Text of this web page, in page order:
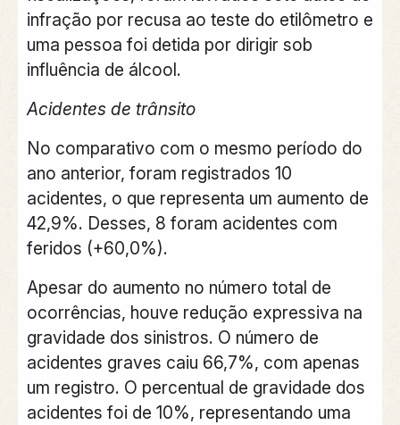
infração por recusa ao teste do etilômetro e
uma pessoa foi detida por dirigir sob
influência de álcool.
Acidentes de trânsito
No comparativo com o mesmo período do
ano anterior, foram registrados 10
acidentes, o que representa um aumento de
42,9%. Desses, 8 foram acidentes com
feridos (+60,0%).
Apesar do aumento no número total de
ocorrências, houve redução expressiva na
gravidade dos sinistros. O número de
acidentes graves caiu 66,7%, com apenas
um registro. O percentual de gravidade dos
acidentes foi de 10%, representando uma